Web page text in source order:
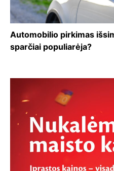
Automobilio pirkimas
sparčiai populiarėja?